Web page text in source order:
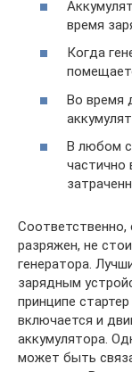
время
Когда
Во время
В любом
частично
Соответственно,
разряжен, не
генератора.
зарядным
принципе
включается и
аккумулятора.
может быть